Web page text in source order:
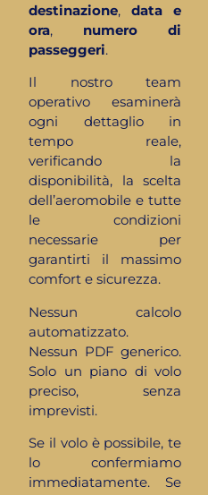
destinazione,data e
ora, numero di
passeggeri.
Il nostro team
operativo esaminerà
ogni dettaglio in
tempo reale,
verificando la
disponibilità, la scelta
dell’aeromobile e tutte
le condizioni
necessarie per
garantirti il massimo
comfort e sicurezza.
Nessun calcolo
automatizzato.
Nessun PDF generico.
Solo un piano di volo
preciso, senza
imprevisti.
Se il volo è possibile, te
lo confermiamo
immediatamente. Se